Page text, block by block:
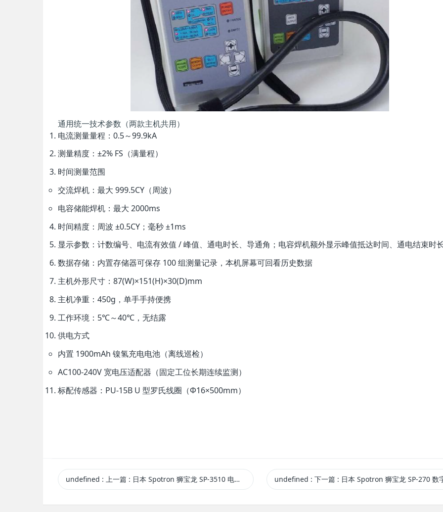
通用统一技术参数（两款主机共用）
电流测量量程 ：0.5～99.9kA
测量精度 ：±2% FS（满量程）
时间测量范围
交流焊机：最大 999.5CY（周波）
电容储能焊机：最大 2000ms
时间精度 ：周波 ±0.5CY；毫秒 ±1ms
显示参数 ：计数编号、电流有效值 / 峰值、通电时长、导通角；电容焊机额外显示峰值抵达时间、通电结束时
数据存储 ：内置存储器可保存 100 组测量记录，本机屏幕可回看历史数据
主机外形尺寸 ：87(W)×151(H)×30(D)mm
主机净重 ：450g，单手手持便携
工作环境 ：5℃～40℃，无结露
供电方式
内置 1900mAh 镍氢充电电池（离线巡检）
AC100-240V 宽电压适配器（固定工位长期连续监测）
标配传感器 ：PU-15B U 型罗氏线圈（Φ16×500mm）
undefined : 上一篇 : 日本 Spotron 狮宝龙 SP-3510 电流与电压表 undefined : 下一篇 : 日本 Spotron 狮宝龙 SP-270 数字加压力